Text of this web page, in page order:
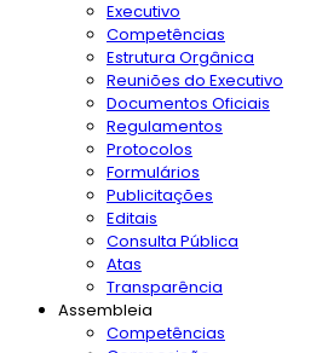
Executivo
Competências
Estrutura Orgânica
Reuniões do Executivo
Documentos Oficiais
Regulamentos
Protocolos
Formulários
Publicitações
Editais
Consulta Pública
Atas
Transparência
Assembleia
Competências